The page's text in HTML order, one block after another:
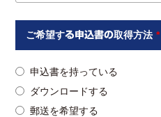
ご希望する申込書の取得方法*
申込書を持っている
ダウンロードする
郵送を希望する